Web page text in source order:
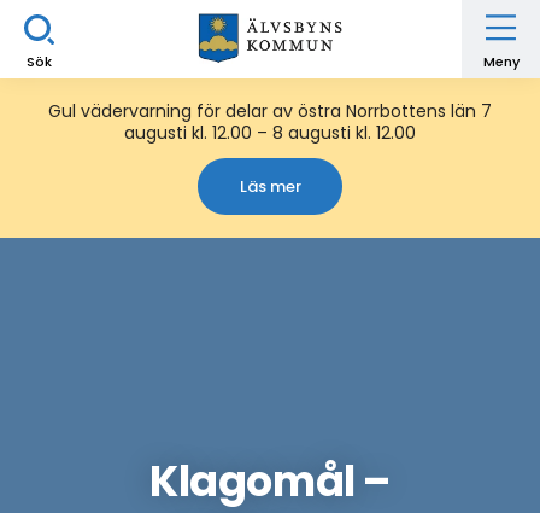
Sök Meny
Gul vädervarning för delar av östra Norrbottens län 7
augusti kl. 12.00 – 8 augusti kl. 12.00
Läs mer
Klagomål –